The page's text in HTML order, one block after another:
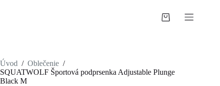
Shopping
Úvod / Oblečenie /
SQUATWOLF Športová podprsenka Adjustable Plunge
Black M